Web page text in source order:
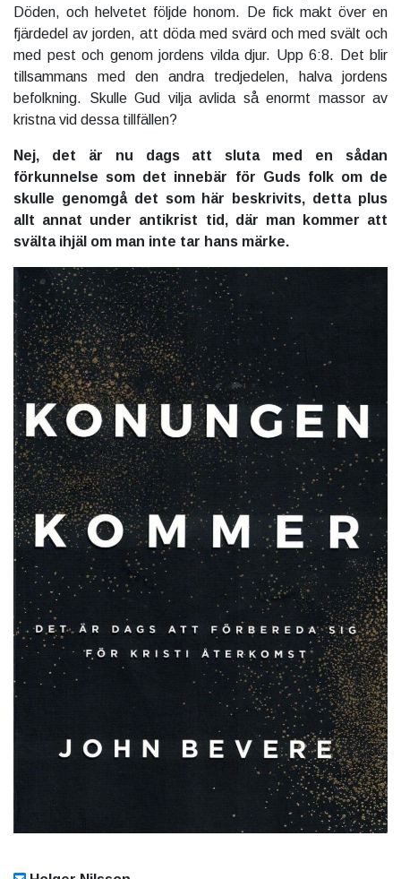
Döden, och helvetet följde honom. De fick makt över en
fjärdedel av jorden, att döda med svärd och med svält och
med pest och genom jordens vilda djur. Upp 6:8. Det blir
tillsammans med den andra tredjedelen, halva jordens
befolkning. Skulle Gud vilja avlida så enormt massor av
kristna vid dessa tillfällen?
Nej, det är nu dags att sluta med en sådan
förkunnelse som det innebär för Guds folk om de
skulle genomgå det som här beskrivits, detta plus
allt annat under antikrist tid, där man kommer att
svälta ihjäl om man inte tar hans märke.